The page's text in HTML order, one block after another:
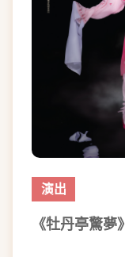
演出
《牡丹亭驚夢》